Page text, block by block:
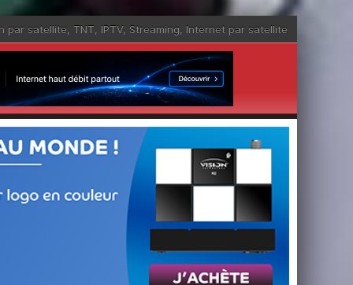
par satellite, TNT, IPTV, Streaming, Internet par satellite